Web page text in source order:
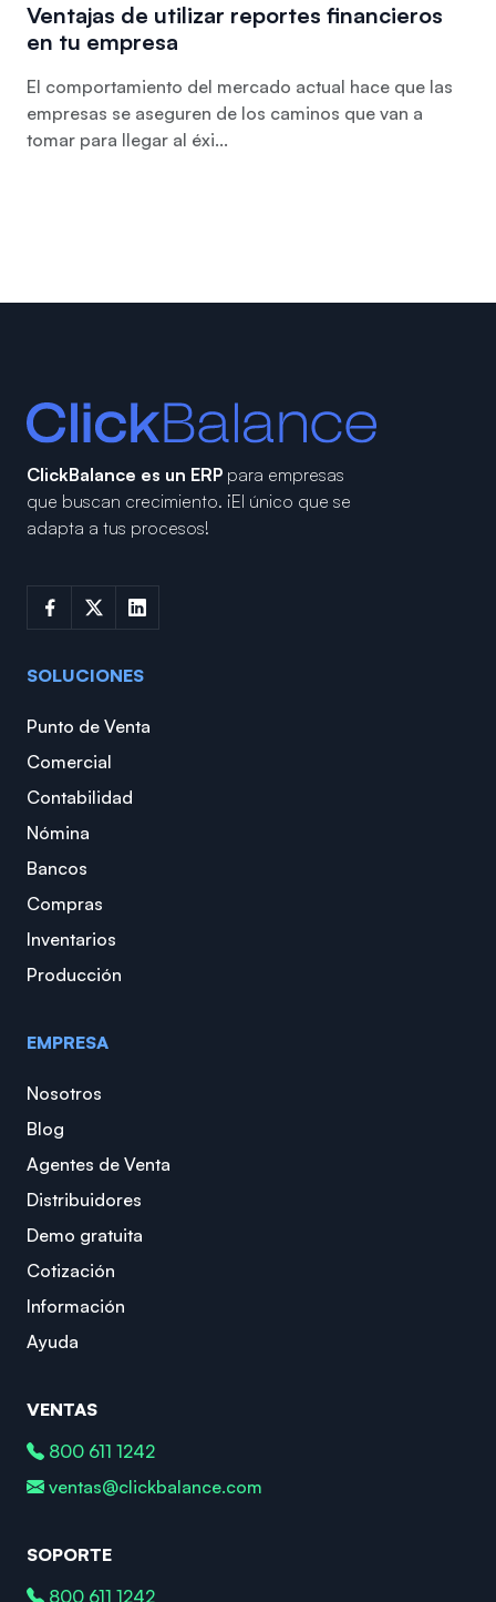
Ventajas de utilizar reportes financieros
en tu empresa
El comportamiento del mercado actual hace que las
empresas se aseguren de los caminos que van a
tomar para llegar al éxi...
ClickBalance es un ERP para empresas
que buscan crecimiento. ¡El único que se
adapta a tus procesos!
SOLUCIONES
Punto de Venta
Comercial
Contabilidad
Nómina
Bancos
Compras
Inventarios
Producción
EMPRESA
Nosotros
Blog
Agentes de Venta
Distribuidores
Demo gratuita
Cotización
Información
Ayuda
VENTAS
800 611 1242
ventas@clickbalance.com
SOPORTE
800 611 1242